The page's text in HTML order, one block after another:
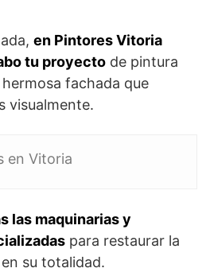
en Pintores Vitoria
tu proyecto de pintura
fachada que
visualmente.
en Vitoria
las maquinarias y
para restaurar la
su totalidad.